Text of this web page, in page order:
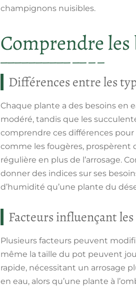
champignons nuisibles.
Comprendre les
Différences entre les
Chaque plante a des besoins en
modéré, tandis que les
comprendre ces différences pour
comme les fougères,
régulière en plus de l’arrosage.
donner des indices sur ses
d’humidité qu’une plante du
Facteurs influençant les
Plusieurs facteurs peuvent
même la taille du pot peuvent
rapide, nécessitant un arrosage
en eau, alors qu’une plante à